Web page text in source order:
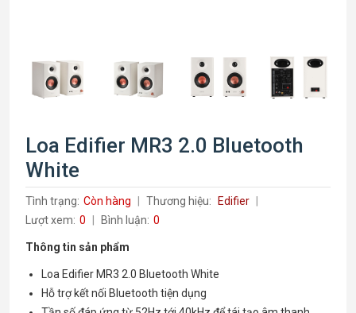
Loa Edifier MR3 2.0 Bluetooth
White
Tình trạng: Còn hàng Thương hiệu:
Edifier
Lượt xem: 0 Bình luận: 0
Thông tin sản phẩm
Loa Edifier MR3 2.0 Bluetooth White
Hỗ trợ kết nối Bluetooth tiện dụng